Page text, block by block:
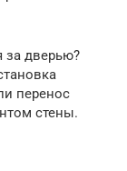
за дверью?
перенос
стены.